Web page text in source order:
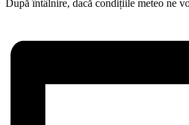
După întâlnire, dacă condițiile meteo ne